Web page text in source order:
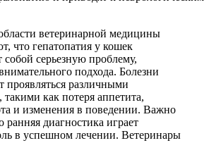
ветеринарной медицины
что гепатопатия у кошек
собой серьезную проблему,
подхода. Болезни
проявляться различными
как потеря аппетита,
и изменения в поведении. Важно
ранняя диагностика играет
в успешном лечении. Ветеринары